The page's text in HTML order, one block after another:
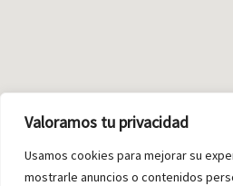
Valoramos tu privacidad
Usamos cookies para mejorar su
mostrarle anuncios o contenidos